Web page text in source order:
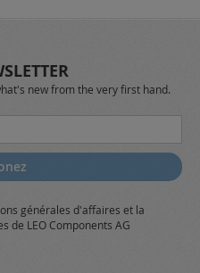
new from the very first hand.
générales d'affaires et la
de LEO Components AG